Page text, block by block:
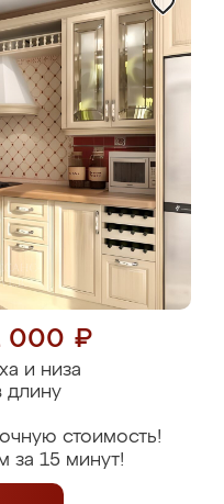
000 ₽
и низа
длину
стоимость!
за 15 минут!